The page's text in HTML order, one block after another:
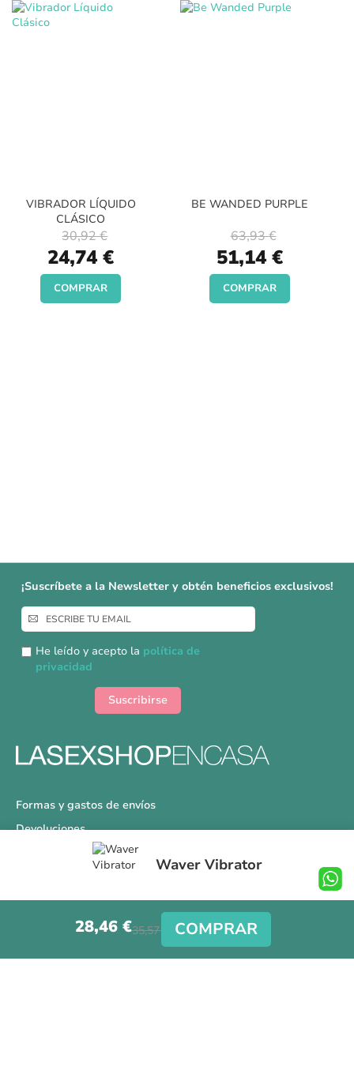
Waver Vibrator
28,46 €35,57 € COMPRAR
VIBRADOR LÍQUIDO
CLÁSICO
Special
Price
24,74 €
30,92 €
COMPRAR
BE WANDED PURPLE
Special
Price
51,14 €
63,93 €
COMPRAR
¡Suscríbete a la Newsletter y obtén beneficios exclusivos!
Inscríbase
a
nuestro
boletín
He leído y acepto la política de
privacidad
Suscribirse
Formas y gastos de envíos
Devoluciones
Información Tallas
Nuestra Tienda
Aviso Legal
Síguenos en nuestras redes sociales